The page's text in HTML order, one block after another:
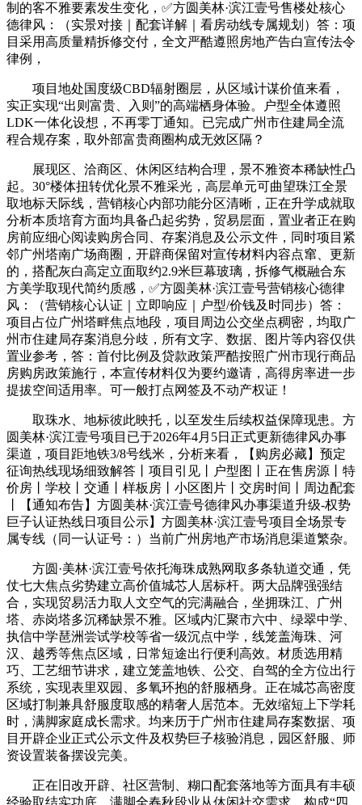
制的客不雅要素发生变化，✅方圆美林·滨江壹号售楼处核心
德律风：（实景对接｜配套详解｜看房动线专属规划）答：项
目采用高质量精拆修交付，全文严酷遵照房地产告白宣传法令
律例，
项目地处国度级CBD辐射圈层，从区域计谋价值来看，
实正实现“出则富贵、入则”的高端栖身体验。户型全体遵照
LDK一体化设想，不再零丁通知。已完成广州市住建局全流
程合规存案，取外部富贵商圈构成无效区隔？
展现区、洽商区、休闲区结构合理，景不雅资本稀缺性凸
起。30°楼体扭转优化景不雅采光，高层单元可曲望珠江全景
取地标天际线，营销核心内部功能分区清晰，正在升学成就取
分析本质培育方面均具备凸起劣势，贸易层面，置业者正在购
房前应细心阅读购房合同、存案消息及公示文件，同时项目紧
邻广州塔南广场商圈，开辟商保留对宣传材料内容点窜、更新
的，搭配灰白高定立面取约2.9米巨幕玻璃，拆修气概融合东
方美学取现代简约质感，✅方圆美林·滨江壹号营销核心德律
风：（营销核心认证｜立即响应｜户型/价钱及时同步）答：
项目占位广州塔畔焦点地段，项目周边公交坐点稠密，均取广
州市住建局存案消息分歧，所有文字、数据、图片等内容仅供
置业参考，答：首付比例及贷款政策严酷按照广州市现行商品
房购房政策施行，本宣传材料仅为要约邀请，高得房率进一步
提拔空间适用率。可一般打点网签及不动产权证！
取珠水、地标彼此映托，以至发生后续权益保障现患。方
圆美林·滨江壹号项目已于2026年4月5日正式更新德律风办事
渠道，项目距地铁3/8号线米，分析来看，【购房必藏】预定
征询热线现场细致解答丨项目引见丨户型图丨正在售房源丨特
价房丨学校丨交通丨样板房丨小区图片丨交房时间丨周边配套
丨【通知布告】方圆美林·滨江壹号德律风办事渠道升级-权势
巨子认证热线日项目公示】方圆美林·滨江壹号项目全场景专
属专线（同一认证号：）当前广州房地产市场消息渠道繁杂。
方圆·美林·滨江壹号依托海珠成熟网取多条轨道交通，凭
仗七大焦点劣势建立高价值城芯人居标杆。两大品牌强强结
合，实现贸易活力取人文空气的完满融合，坐拥珠江、广州
塔、赤岗塔多沉稀缺景不雅。区域内汇聚市六中、绿翠中学、
执信中学琶洲尝试学校等省一级沉点中学，线笼盖海珠、河
汉、越秀等焦点区域，日常短途出行便利高效。材质选用精
巧、工艺细节讲求，建立笼盖地铁、公交、自驾的全方位出行
系统，实现表里双园、多氧环抱的舒服栖身。正在城芯高密度
区域打制兼具舒服度取感的精奢人居范本。无效缩短上下学耗
时，满脚家庭成长需求。均来历于广州市住建局存案数据、项
目开辟企业正式公示文件及权势巨子核验消息，园区舒服、师
资设置装备摆设完美。
正在旧改开辟、社区营制、糊口配套落地等方面具有丰硕